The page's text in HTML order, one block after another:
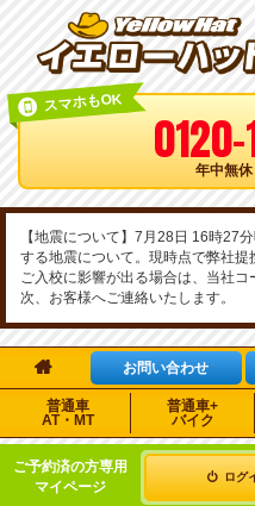
スマホもOK
年中無
【地震について】7月28日 16時27
する地震について。現時点で弊社提
ご入校に影響が出る場合は、当社
次、お客様へご連絡いたします。
 お問い合わせ
普通車
AT・MT
普通車+
バイク
ご予約済の方専用
マイページ
ログ